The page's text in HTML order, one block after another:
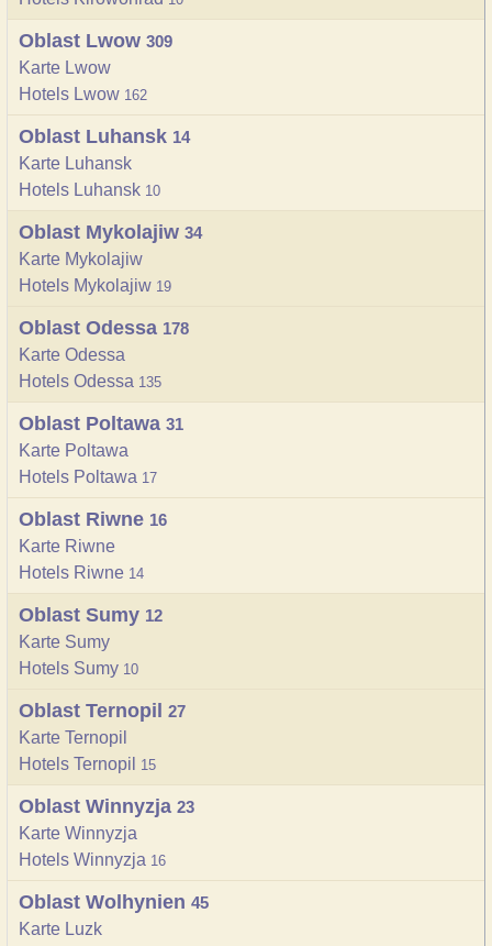
Oblast Lwow 309
Karte Lwow
Hotels Lwow 162
Oblast Luhansk 14
Karte Luhansk
Hotels Luhansk 10
Oblast Mykolajiw 34
Karte Mykolajiw
Hotels Mykolajiw 19
Oblast Odessa 178
Karte Odessa
Hotels Odessa 135
Oblast Poltawa 31
Karte Poltawa
Hotels Poltawa 17
Oblast Riwne 16
Karte Riwne
Hotels Riwne 14
Oblast Sumy 12
Karte Sumy
Hotels Sumy 10
Oblast Ternopil 27
Karte Ternopil
Hotels Ternopil
15
Oblast Winnyzja 23
Karte Winnyzja
Hotels Winnyzja 16
Oblast Wolhynien 45
Karte Luzk